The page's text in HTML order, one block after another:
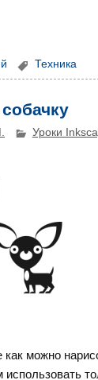
Техника
Уроки
как можно